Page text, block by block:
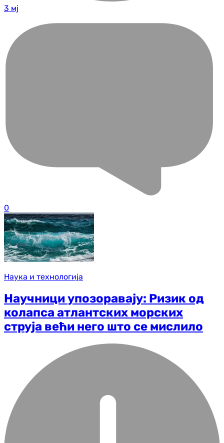
3 мј
0
Наука и технологија
Научници упозоравају: Ризик од
колапса атлантских морских
струја већи него што се мислило